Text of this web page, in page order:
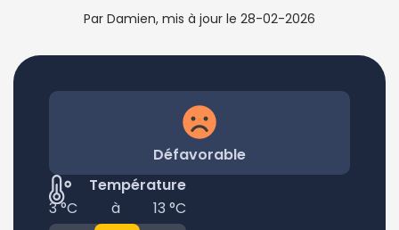
Par Damien, mis à jour le 28-02-2026
Défavorable
Température
3 °C
à 13 °C